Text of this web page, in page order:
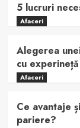
5 lucruri
Afaceri
Alegerea
cu experineță
Afaceri
Ce avantaje
pariere?